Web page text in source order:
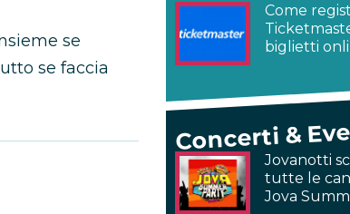
se
se faccia
Come
biglietti
Concerti &
Jovanotti
tutte le
Jova